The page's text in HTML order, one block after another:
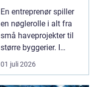
rette
samarbejdspartner
til dit byggeri
En entreprenør spiller
en nøglerolle i alt fra
små haveprojekter til
større byggerier. I
Nordjylland...
01 juli 2026